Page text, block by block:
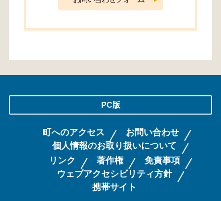
PC版
町へのアクセス
お問い合わせ
個人情報のお取り扱いについて
リンク
著作権
免責事項
ウェブアクセシビリティ方針
携帯サイト